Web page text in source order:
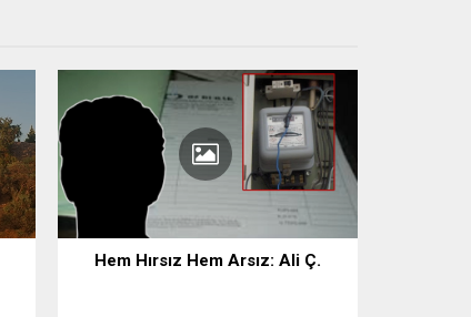
Hem Hırsız Hem Arsız: Ali Ç.